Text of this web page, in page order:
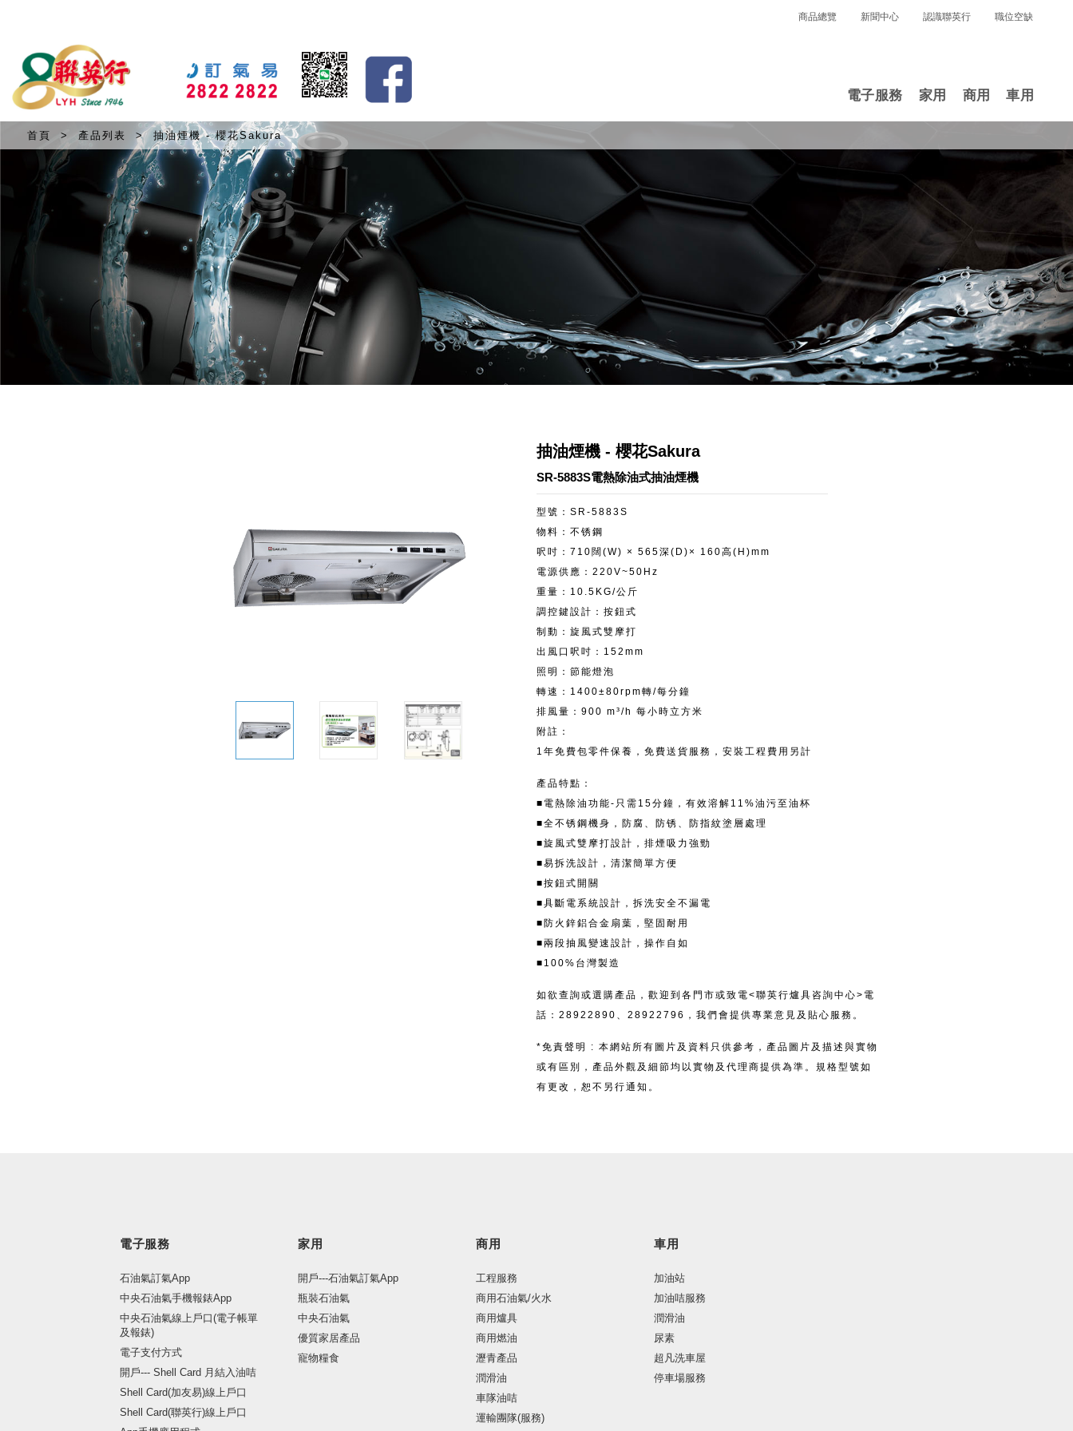
商品總覽 新聞中心 認識聯英行 職位空缺
電子服務 家用 商用 車用
首頁 > 產品列表 > 抽油煙機 - 櫻花Sakura
抽油煙機 - 櫻花Sakura
SR-5883S電熱除油式抽油煙機
型號：SR-5883S
物料：不锈鋼
呎吋：710闊(W) × 565深(D)× 160高(H)mm
電源供應：220V~50Hz
重量：10.5KG/公斤
調控鍵設計：按鈕式
制動：旋風式雙摩打
出風口呎吋：152mm
照明：節能燈泡
轉速：1400±80rpm轉/每分鐘
排風量：900 m³/h 每小時立方米
附註：
1年免費包零件保養，免費送貨服務，安裝工程費用另計
產品特點：
■電熱除油功能-只需15分鐘，有效溶解11%油污至油杯
■全不锈鋼機身，防腐、防锈、防指紋塗層處理
■旋風式雙摩打設計，排煙吸力強勁
■易拆洗設計，清潔簡單方便
■按鈕式開關
■具斷電系統設計，拆洗安全不漏電
■防火鋅鋁合金扇葉，堅固耐用
■兩段抽風變速設計，操作自如
■100%台灣製造
如欲查詢或選購產品，歡迎到各門市或致電<聯英行爐具咨詢中心>電
話：28922890、28922796，我們會提供專業意見及貼心服務。
*免責聲明 : 本網站所有圖片及資料只供參考，產品圖片及描述與實物
或有區別，產品外觀及細節均以實物及代理商提供為準。規格型號如
有更改，恕不另行通知。
電子服務
石油氣訂氣App
中央石油氣手機報錶App
中央石油氣線上戶口(電子帳單
及報錶)
電子支付方式
開戶--- Shell Card 月結入油咭
Shell Card(加友易)線上戶口
Shell Card(聯英行)線上戶口
家用
開戶---石油氣訂氣App
瓶裝石油氣
中央石油氣
優質家居產品
寵物糧食
商用
工程服務
商用石油氣/火水
商用爐具
商用燃油
瀝青產品
潤滑油
車隊油咭
運輸團隊(服務)
車用
加油站
加油咭服務
潤滑油
尿素
超凡洗車屋
停車場服務